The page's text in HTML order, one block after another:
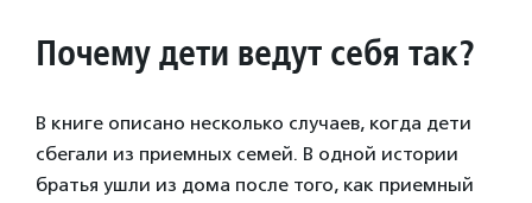
Почему дети ведут себя так?
В книге описано несколько случаев, когда дети
сбегали из приемных семей. В одной истории
братья ушли из дома после того, как приемный